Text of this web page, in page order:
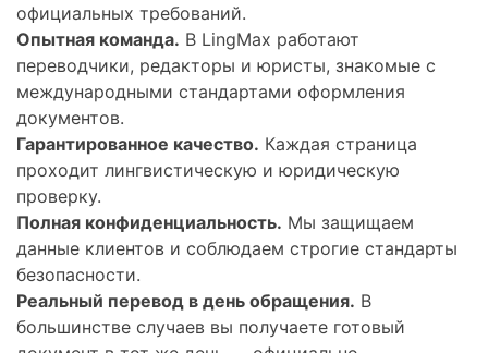
официальных требований.
Опытная команда. В LingMax работают
переводчики, редакторы и юристы, знакомые с
международными стандартами оформления
документов.
Гарантированное качество. Каждая страница
проходит лингвистическую и юридическую
проверку.
Полная конфиденциальность. Мы защищаем
данные клиентов и соблюдаем строгие стандарты
безопасности.
Реальный перевод в день обращения. В
большинстве случаев вы получаете готовый